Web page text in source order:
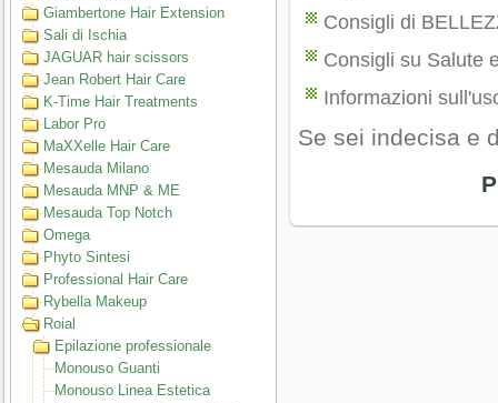
Giambertone Hair Extension
Sali di Ischia
JAGUAR hair scissors
Jean Robert Hair Care
K-Time Hair Treatments
Labor Pro
MaXXelle Hair Care
Mesauda Milano
Mesauda MNP & ME
Mesauda Top Notch
Omega
Phyto Sintesi
Professional Hair Care
Rybella Makeup
Roial
Epilazione professionale
Monouso Guanti
Monouso Linea Estetica
Consigli di
Consigli su Salute
Informazioni
Se sei indecisa e